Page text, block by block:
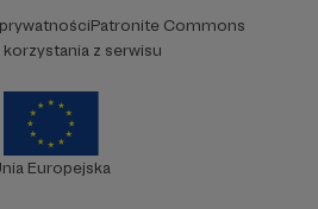
Patronite Commons
korzystania z serwisu
Europejska